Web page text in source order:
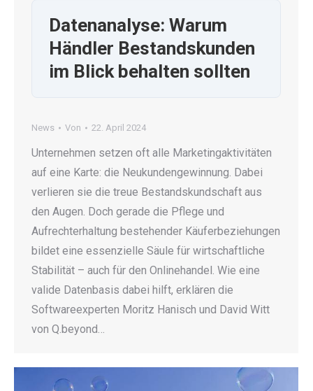
Datenanalyse: Warum
Händler Bestandskunden
im Blick behalten sollten
News Von 22. April 2024
Unternehmen setzen oft alle Marketingaktivitäten
auf eine Karte: die Neukundengewinnung. Dabei
verlieren sie die treue Bestandskundschaft aus
den Augen. Doch gerade die Pflege und
Aufrechterhaltung bestehender Käuferbeziehungen
bildet eine essenzielle Säule für wirtschaftliche
Stabilität – auch für den Onlinehandel. Wie eine
valide Datenbasis dabei hilft, erklären die
Softwareexperten Moritz Hanisch und David Witt
von Q.beyond…